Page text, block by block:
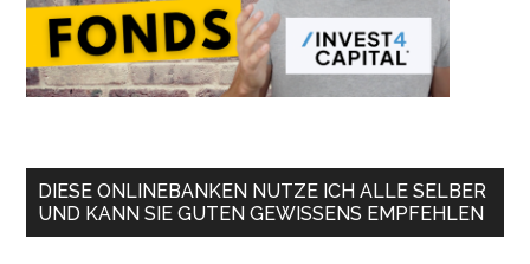
DIESE ONLINEBANKEN NUTZE ICH ALLE SELBER
UND KANN SIE GUTEN GEWISSENS EMPFEHLEN